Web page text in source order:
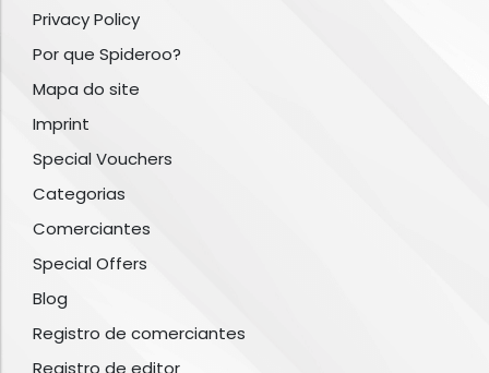
Privacy Policy
Por que Spideroo?
Mapa do site
Imprint
Special Vouchers
Categorias
Comerciantes
Special Offers
Blog
Registro de comerciantes
Registro de editor